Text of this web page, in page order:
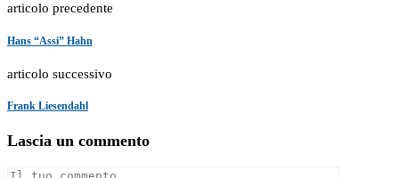
articolo precedente
Hans “Assi” Hahn
articolo successivo
Frank Liesendahl
Lascia un commento